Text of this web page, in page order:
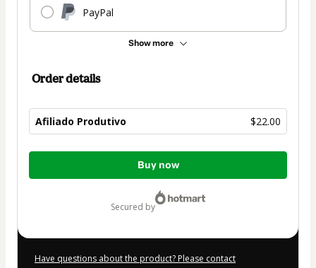
PayPal
Show more
Order details
Afiliado Produtivo $22.00
Total
Buy now
secured by
Have questions about the product? Please contact